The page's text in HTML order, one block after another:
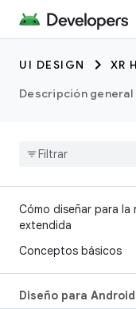
UI DESIGN
XR
Descripción general
Cómo diseñar para la
extendida
Conceptos básicos
Diseño para Android